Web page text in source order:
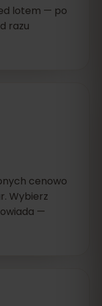
lotem — po
razu
cenowo
Wybierz
—